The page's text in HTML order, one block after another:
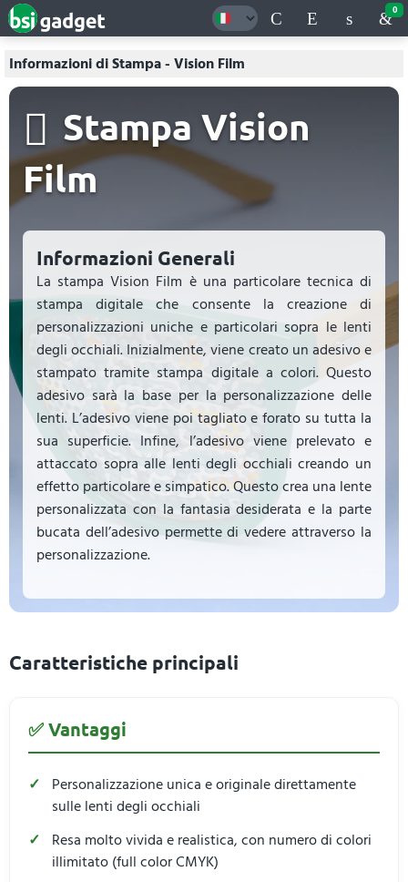
0
Informazioni di Stampa - Vision Film
Stampa Vision
Film
Informazioni Generali
La stampa Vision Film è una particolare tecnica di
stampa digitale che consente la creazione di
personalizzazioni uniche e particolari sopra le lenti
degli occhiali. Inizialmente, viene creato un adesivo e
stampato tramite stampa digitale a colori. Questo
adesivo sarà la base per la personalizzazione delle
lenti. L’adesivo viene poi tagliato e forato su tutta la
sua superficie. Infine, l’adesivo viene prelevato e
attaccato sopra alle lenti degli occhiali creando un
effetto particolare e simpatico. Questo crea una lente
personalizzata con la fantasia desiderata e la parte
bucata dell’adesivo permette di vedere attraverso la
personalizzazione.
Caratteristiche principali
✅ Vantaggi
Personalizzazione unica e originale direttamente
sulle lenti degli occhiali
Resa molto vivida e realistica, con numero di colori
illimitato (full color CMYK)